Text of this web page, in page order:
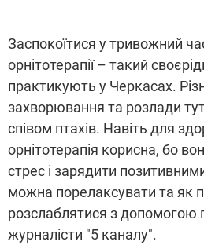
Заспокоїтися у тривожний
орнітотерапії – такий
практикують у Черкасах.
захворювання та розлади
співом птахів. Навіть для
орнітотерапія корисна, бо
стрес і зарядити
можна порелаксувати та як
розслаблятися з допомогою
журналісти "5 каналу".